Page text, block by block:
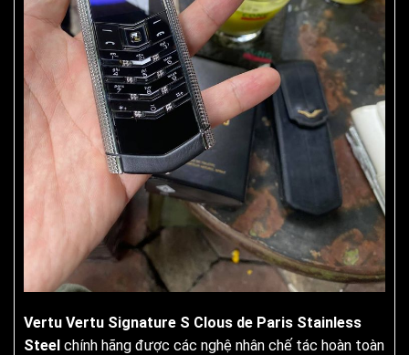
Vertu Vertu Signature S Clous de Paris Stainless
Steel chính hãng được các nghệ nhân chế tác hoàn toàn